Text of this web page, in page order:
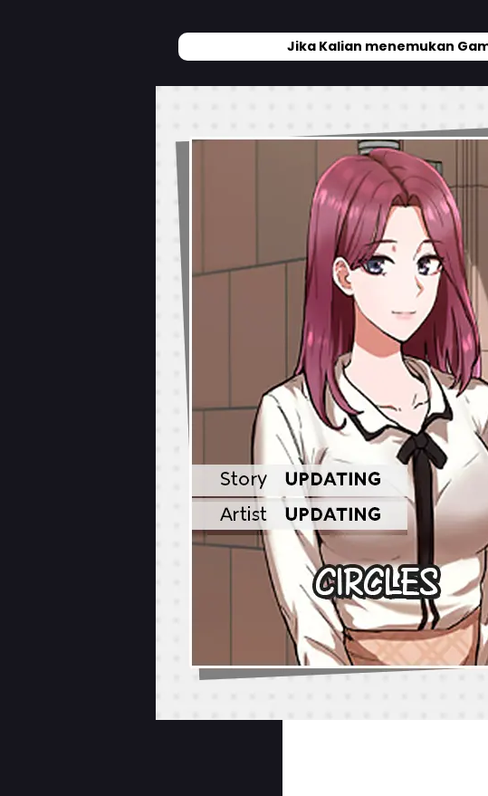
Jika Kalian menemukan